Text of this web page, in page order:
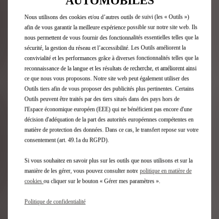
LOCATION D'1 JUSQU'À 24 MOIS
Louez un véhicule grâce à un abonnement
Réservez votre véhicule
3 ÉTAPES POUR LOUER EN
TOUTE SIMPLICITÉ AVEC
FREE2MOVE
Nous utilisons des cookies et/ou d’autres outils de suivi (les « Outils »)
afin de vous garantir la meilleure expérience possible sur notre site web. Ils
nous permettent de vous fournir des fonctionnalités essentielles telles que la
sécurité, la gestion du réseau et l’accessibilité. Les Outils améliorent la
convivialité et les performances grâce à diverses fonctionnalités telles que la
reconnaissance de la langue et les résultats de recherche, et améliorent ainsi
ce que nous vous proposons. Notre site web peut également utiliser des
Outils tiers afin de vous proposer des publicités plus pertinentes. Certains
Outils peuvent être traités par des tiers situés dans des pays hors de
l'Espace économique européen (EEE) qui ne bénéficient pas encore d'une
décision d'adéquation de la part des autorités européennes compétentes en
matière de protection des données. Dans ce cas, le transfert repose sur votre
consentement (art. 49.1a du RGPD).
Si vous souhaitez en savoir plus sur les outils que nous utilisons et sur la
manière de les gérer, vous pouvez consulter notre politique en matière de
cookies ou cliquer sur le bouton « Gérer mes paramètres ».
Politique de confidentialité